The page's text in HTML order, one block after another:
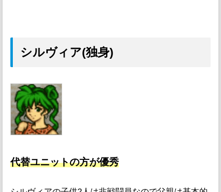
シルヴィア(独身)
代替ユニットの方が優秀